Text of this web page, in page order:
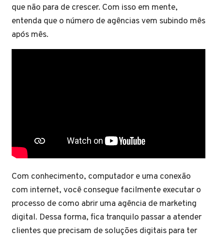
que não para de crescer. Com isso em mente,
entenda que o número de agências vem subindo mês
após mês.
Com conhecimento, computador e uma conexão
com internet, você consegue facilmente executar o
processo de como abrir uma agência de marketing
digital. Dessa forma, fica tranquilo passar a atender
clientes que precisam de soluções digitais para ter